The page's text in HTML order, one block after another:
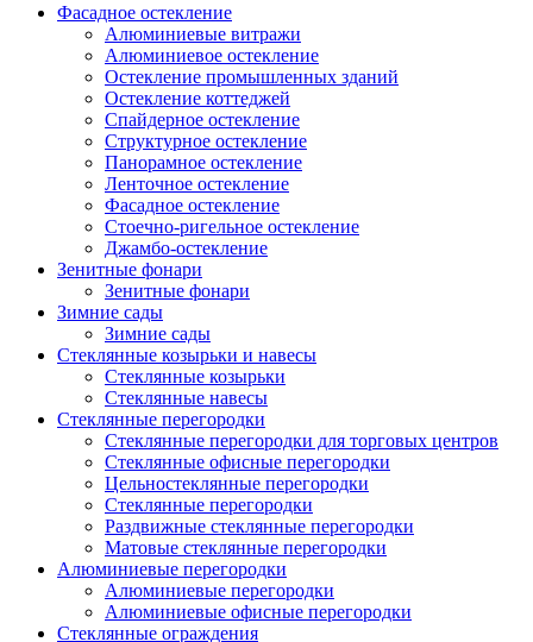
Фасадное остекление
Алюминиевые витражи
Алюминиевое остекление
Остекление промышленных зданий
Остекление коттеджей
Спайдерное остекление
Структурное остекление
Панорамное остекление
Ленточное остекление
Фасадное остекление
Стоечно-ригельное остекление
Джамбо-остекление
Зенитные фонари
Зенитные фонари
Зимние сады
Зимние сады
Стеклянные козырьки и навесы
Стеклянные козырьки
Стеклянные навесы
Стеклянные перегородки
Стеклянные перегородки для торговых центров
Стеклянные офисные перегородки
Цельностеклянные перегородки
Cтеклянные перегородки
Раздвижные стеклянные перегородки
Матовые стеклянные перегородки
Алюминиевые перегородки
Алюминиевые перегородки
Алюминиевые офисные перегородки
Стеклянные ограждения